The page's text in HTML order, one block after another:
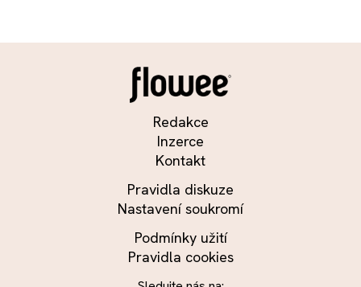
Redakce
Inzerce
Kontakt
Pravidla diskuze
Nastavení soukromí
Podmínky užití
Pravidla cookies